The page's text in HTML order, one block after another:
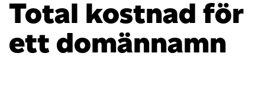
Total kostnad för
ett domännamn